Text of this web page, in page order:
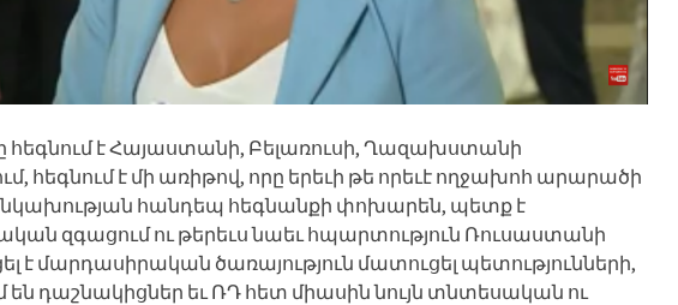
է Հայաստանի, Բելառուսի, Ղազախստանի
հեգնում է մի առիթով, որը երեւի թե որեւէ ողջախոհ արարածի
հանդեպ հեգնանքի փոխարեն, պետք է
զգացում ու թերեւս նաեւ հպարտություն Ռուսաստանի
է մարդասիրական ծառայություն մատուցել պետությունների,
են դաշնակիցներ եւ ՌԴ հետ միասին նույն տնտեսական ու